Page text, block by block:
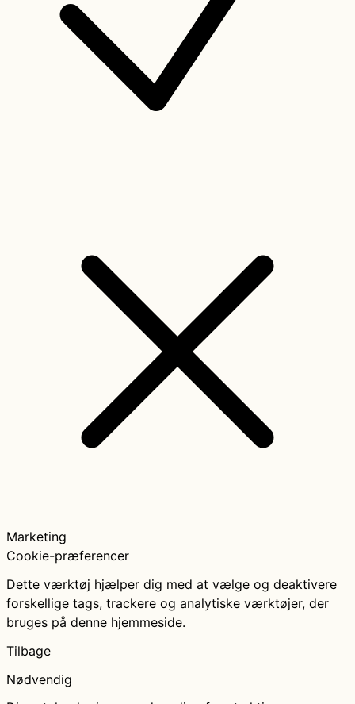
Marketing
Cookie-præferencer
Dette værktøj hjælper dig med at vælge og deaktivere
forskellige tags, trackere og analytiske værktøjer, der
bruges på denne hjemmeside.
Tilbage
Nødvendig